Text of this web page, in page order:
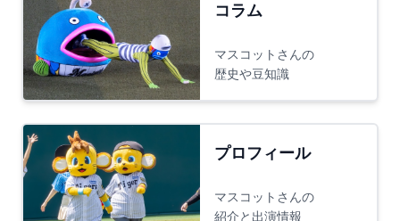
コラム
マスコットさんの
歴史や豆知識
プロフィール
マスコットさんの
紹介と出演情報